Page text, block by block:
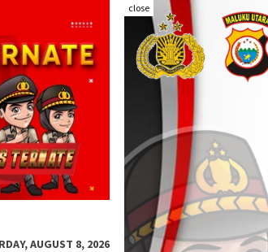
close
AUGUST 8, 2026